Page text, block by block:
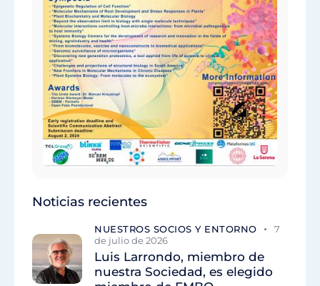
Noticias recientes
NUESTROS SOCIOS Y ENTORNO
7
de julio de 2026
Luis Larrondo, miembro de
nuestra Sociedad, es elegido